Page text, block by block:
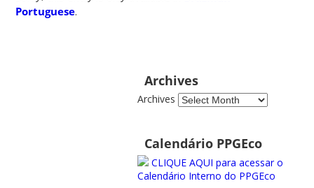
Portuguese.
Archives
Archives
Calendário PPGEco
CLIQUE AQUI para acessar o
Calendário Interno do PPGEco